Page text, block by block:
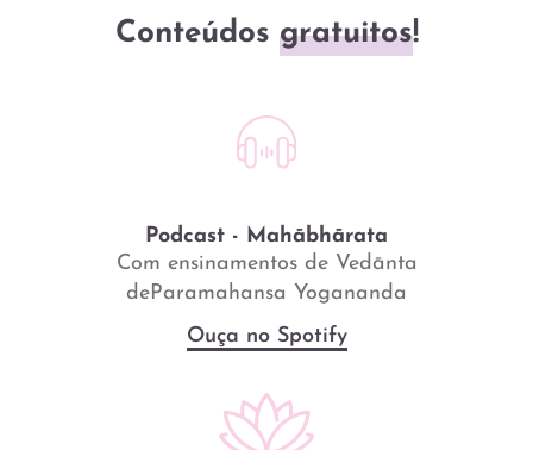
Conteúdos gratuitos!
Podcast - Mahābhārata
Com ensinamentos de Vedānta
deParamahansa Yogananda
Ouça no Spotify